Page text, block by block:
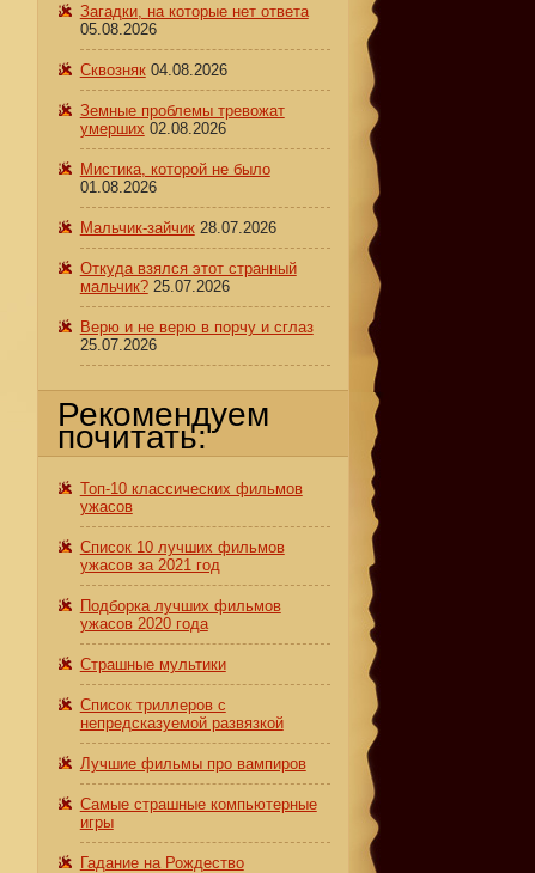
Загадки, на которые нет ответа
05.08.2026
Сквозняк 04.08.2026
Земные проблемы тревожат
умерших 02.08.2026
Мистика, которой не было
01.08.2026
Мальчик-зайчик 28.07.2026
Откуда взялся этот странный
мальчик? 25.07.2026
Верю и не верю в порчу и сглаз
25.07.2026
Рекомендуем
почитать:
Топ-10 классических фильмов
ужасов
Список 10 лучших фильмов
ужасов за 2021 год
Подборка лучших фильмов
ужасов 2020 года
Страшные мультики
Список триллеров с
непредсказуемой развязкой
Лучшие фильмы про вампиров
Самые страшные компьютерные
игры
Гадание на Рождество